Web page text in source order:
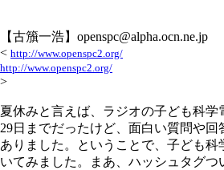
【古籏一浩】openspc@alpha.ocn.ne.jp
< http://www.openspc2.org/
http://www.openspc2.org/
>
夏休みと言えば、ラジオの子ども科学
29日までだったけど、面白い質問や
ありました。ということで、子ども
いてみました。まあ、ハッシュタグつ